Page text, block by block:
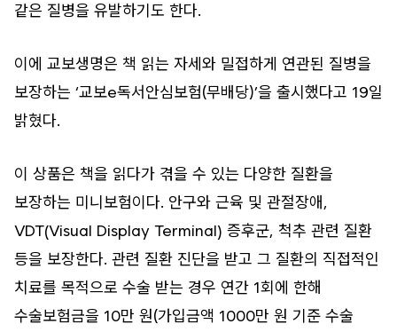
같은 질병을 유발하기도 한다.
이에 교보생명은 책 읽는 자세와 밀접하게 연관된 질병을
보장하는 ‘교보e독서안심보험(무배당)’을 출시했다고 19일
밝혔다.
이 상품은 책을 읽다가 겪을 수 있는 다양한 질환을
보장하는 미니보험이다. 안구와 근육 및 관절장애,
VDT(Visual Display Terminal) 증후군, 척추 관련 질환
등을 보장한다. 관련 질환 진단을 받고 그 질환의 직접적인
치료를 목적으로 수술 받는 경우 연간 1회에 한해
수술보험금을 10만 원(가입금액 1000만 원 기준 수술